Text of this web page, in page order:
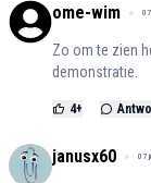
ome-wim
Zo om te zien
demonstratie.
4+
janusx60 07